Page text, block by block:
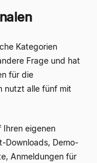
Kategorien
Frage und hat
für die
nutzt alle fünf mit
Ihren eigenen
Downloads, Demo-
Anmeldungen für